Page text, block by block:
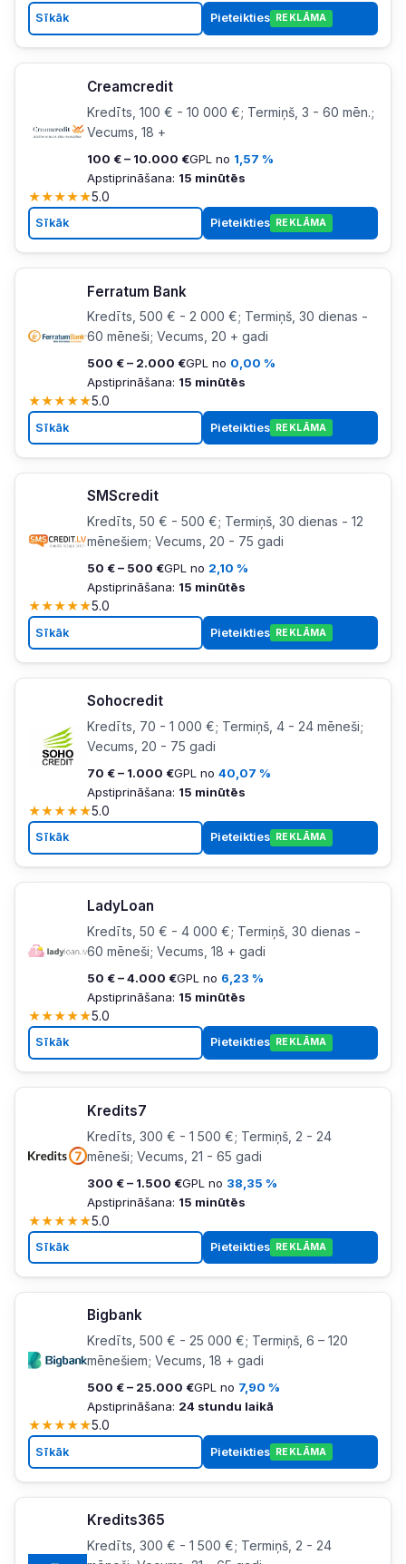
Sīkāk Pieteikties REKLĀMA
Creamcredit
Kredīts, 100 € - 10 000 €; Termiņš, 3 - 60 mēn.;
Vecums, 18 +
100 € – 10.000 €GPL no 1,57 %
Apstiprināšana: 15 minūtēs
★★★★★5.0
Sīkāk Pieteikties REKLĀMA
Ferratum Bank
Kredīts, 500 € - 2 000 €; Termiņš, 30 dienas -
60 mēneši; Vecums, 20 + gadi
500 € – 2.000 €GPL no 0,00 %
Apstiprināšana: 15 minūtēs
★★★★★5.0
Sīkāk Pieteikties REKLĀMA
SMScredit
Kredīts, 50 € - 500 €; Termiņš, 30 dienas - 12
mēnešiem; Vecums, 20 - 75 gadi
50 € – 500 €GPL no 2,10 %
Apstiprināšana: 15 minūtēs
★★★★★5.0
Sīkāk Pieteikties REKLĀMA
Sohocredit
Kredīts, 70 - 1 000 €; Termiņš, 4 - 24 mēneši;
Vecums, 20 - 75 gadi
70 € – 1.000 €GPL no 40,07 %
Apstiprināšana: 15 minūtēs
★★★★★5.0
Sīkāk Pieteikties REKLĀMA
LadyLoan
Kredīts, 50 € - 4 000 €; Termiņš, 30 dienas -
60 mēneši; Vecums, 18 + gadi
50 € – 4.000 €GPL no 6,23 %
Apstiprināšana: 15 minūtēs
★★★★★5.0
Sīkāk Pieteikties REKLĀMA
Kredits7
Kredīts, 300 € - 1 500 €; Termiņš, 2 - 24
mēneši; Vecums, 21 - 65 gadi
300 € – 1.500 €GPL no 38,35 %
Apstiprināšana: 15 minūtēs
★★★★★5.0
Sīkāk Pieteikties REKLĀMA
Bigbank
Kredīts, 500 € - 25 000 €; Termiņš, 6 – 120
mēnešiem; Vecums, 18 + gadi
500 € – 25.000 €GPL no 7,90 %
Apstiprināšana: 24 stundu laikā
★★★★★5.0
Sīkāk Pieteikties REKLĀMA
Kredits365
Kredīts, 300 € - 1 500 €; Termiņš, 2 - 24